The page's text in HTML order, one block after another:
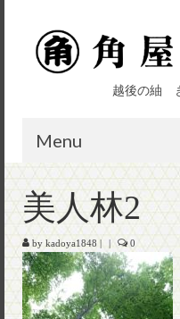
越後の紬
Menu
top
会社概要
きもの加工部
呉服部
美人林2
by kadoya1848 0